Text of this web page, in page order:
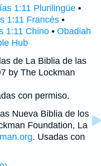
1:11 Plurilingüe •
1:11 Francés •
1:11 Chino • Obadiah
Hub
de La Biblia de las
by The Lockman
con permiso.
Nueva Biblia de los
Foundation, La
. Usadas con